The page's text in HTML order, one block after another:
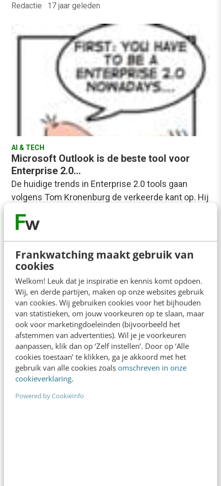
Frankwatching maakt gebruik van
cookies
Welkom! Leuk dat je inspiratie en kennis komt opdoen.
Wij, en derde partijen, maken op onze websites gebruik
van cookies. Wij gebruiken cookies voor het bijhouden
van statistieken, om jouw voorkeuren op te slaan, maar
ook voor marketingdoeleinden (bijvoorbeeld het
afstemmen van advertenties). Wil je je voorkeuren
aanpassen, klik dan op ‘Zelf instellen’. Door op ‘Alle
cookies toestaan’ te klikken, ga je akkoord met het
gebruik van alle cookies zoals omschreven in onze
cookieverklaring.
Powered by CookieInfo
Redactie · 17 jaar geleden
AI & TECH
Microsoft Outlook is de beste tool voor
Enterprise 2.0…
De huidige trends in Enterprise 2.0 tools gaan
volgens Tom Kronenburg de verkeerde kant op. Hij
Tom Kronenburg
ALLE ARTIKELEN
Semantic Web – Hoe werkt het nou echt?
The Semantic Web. Een term die regelmatig